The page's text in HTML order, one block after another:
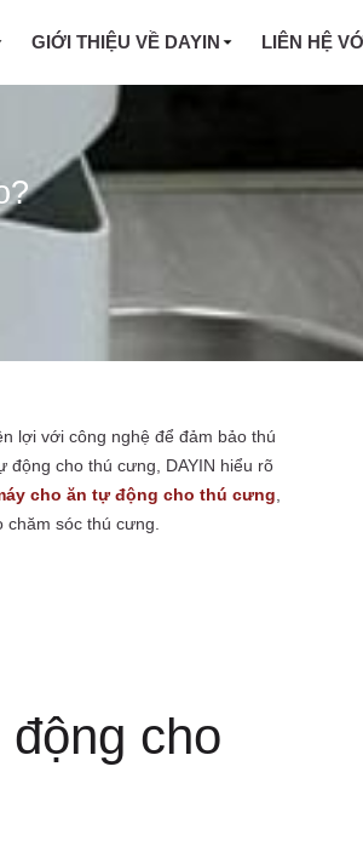
GIỚI THIỆU VỀ DAYIN LIÊN HỆ
lợi với công nghệ để đảm bảo thú
động cho thú cưng, DAYIN hiểu rõ
cho ăn tự động cho thú cưng
sóc thú cưng.
cho